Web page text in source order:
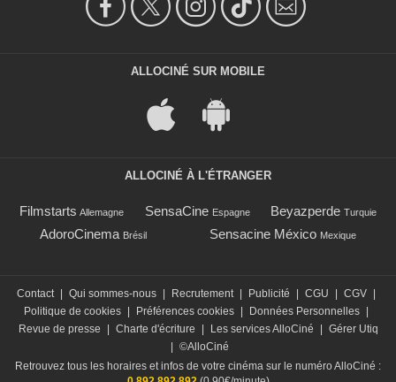
ALLOCINÉ SUR MOBILE
ALLOCINÉ À L'ÉTRANGER
Filmstarts Allemagne SensaCine Espagne Beyazperde Turquie
AdoroCinema Brésil Sensacine México Mexique
Contact Qui sommes-nous Recrutement Publicité CGU CGV
Politique de cookies
Préférences cookies Données Personnelles
Revue de presse
Charte d'écriture Les services AlloCiné
Gérer Utiq
©AlloCiné
Retrouvez tous les horaires et infos de votre cinéma sur le numéro AlloCiné :